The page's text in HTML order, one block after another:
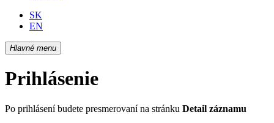
SK
EN
Hlavné menu
Prihlásenie
Po prihlásení budete presmerovaní na stránku Detail záznamu